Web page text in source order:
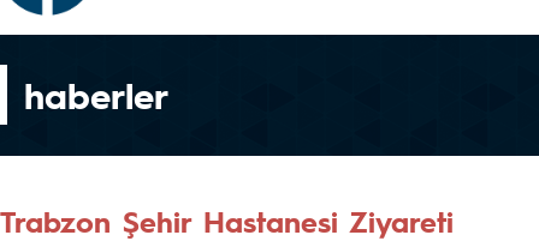
haberler
Trabzon Şehir Hastanesi Ziyareti